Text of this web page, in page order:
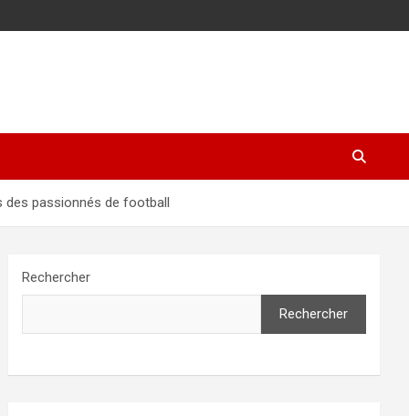
des passionnés de football
Rechercher
Rechercher